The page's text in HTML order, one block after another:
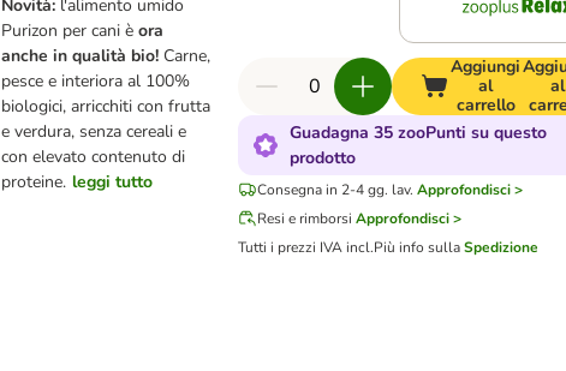
Novità: l'alimento umido
Purizon per cani èora
anche in qualità bio! Carne,
pesce e interiora al 100%
biologici, arricchiti con frutta
e verdura, senza cereali e
con elevato contenuto di
proteine. leggi tutto
Aggiungi
al
carrello
al
Guadagna 35 zooPunti su questo
prodotto
Consegna in 2-4 gg. lav. Approfondisci >
Resi e rimborsi Approfondisci >
Tutti i prezzi IVA incl.Più info sullaSpedizione